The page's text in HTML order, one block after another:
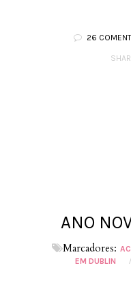
26
ANO
Marcadores:
EM DUBLIN